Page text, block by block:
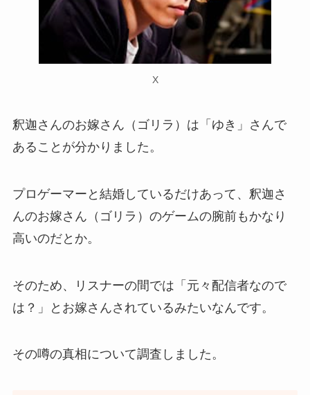
X
釈迦さんのお嫁さん（ゴリラ）は「ゆき」さんで
あることが分かりました。
プロゲーマーと結婚しているだけあって、釈迦さ
んのお嫁さん（ゴリラ）のゲームの腕前もかなり
高いのだとか。
そのため、リスナーの間では「元々配信者なので
は？」とお嫁さんされているみたいなんです。
その噂の真相について調査しました。